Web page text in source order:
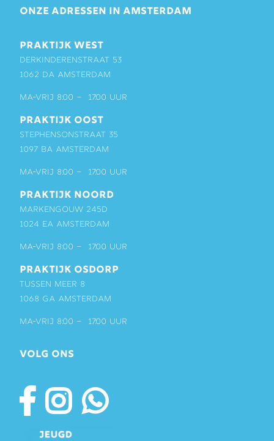
ONZE ADRESSEN IN AMSTERDAM
PRAKTIJK WEST
Derkinderenstraat 53
1062 DA Amsterdam
ma-vrij 8:00 – 17:00 uur
PRAKTIJK OOST
Stephensonstraat 35
1097 BA Amsterdam
ma-vrij 8:00 – 17:00 uur
PRAKTIJK NOORD
Markengouw 245D
1024 EA Amsterdam
ma-vrij 8:00 – 17:00 uur
PRAKTIJK OSDORP
Tussen Meer 8
1068 GA Amsterdam
ma-vrij 8:00 – 17:00 uur
VOLG ONS